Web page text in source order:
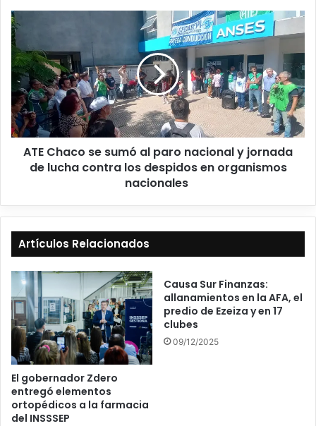
ATE Chaco se sumó al paro nacional y jornada
de lucha contra los despidos en organismos
nacionales
Artículos Relacionados
El gobernador Zdero
entregó elementos
ortopédicos a la farmacia
del INSSSEP
Causa Sur Finanzas:
allanamientos en la AFA, el
predio de Ezeiza y en 17
clubes
09/12/2025